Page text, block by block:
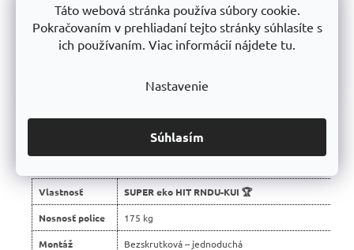
Táto webová stránka používa súbory cookie.
Pokračovaním v prehliadaní tejto stránky súhlasíte s
ich používaním. Viac informácií nájdete tu.
Nastavenie
Súhlasím
napriek tomu, že majú iba4 mm hrúbku– a sú
až o 12 % ľahšie. Sú plne recyklovateľné a
prispievajú k ochrane lesov aj nižšej uhlíkovej
📊 Porovnanie s bežnými regálmi na trhu:
Vlastnosť SUPER eko HIT RNDU-KUI 🏆
Nosnosť police 175 kg
Montáž Bezskrutková – jednoduchá